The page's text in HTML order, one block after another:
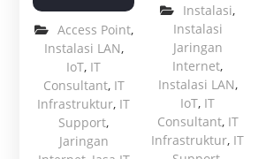
Access Point,
Instalasi LAN,
IoT, IT
Consultant, IT
Infrastruktur, IT
Support,
Jaringan
Instalasi,
Instalasi
Jaringan
Internet,
Instalasi LAN,
IoT, IT
Consultant, IT
Infrastruktur, IT